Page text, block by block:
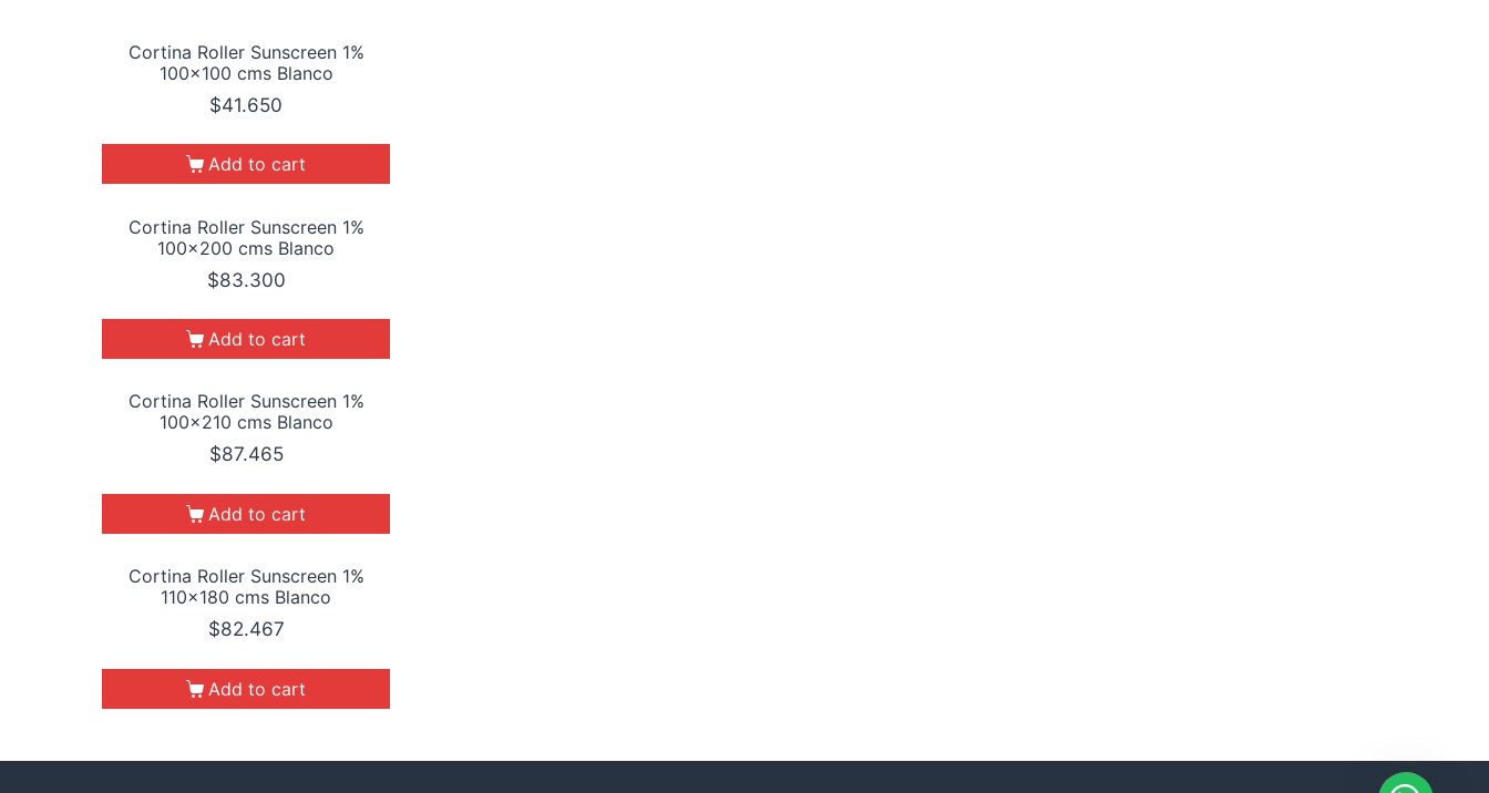
Cortina Roller Sunscreen 1%
100×100 cms Blanco
$41.650
Add to cart
Cortina Roller Sunscreen 1%
100×200 cms Blanco
$83.300
Add to cart
Cortina Roller Sunscreen 1%
100×210 cms Blanco
$87.465
Add to cart
Cortina Roller Sunscreen 1%
110×180 cms Blanco
$82.467
Add to cart